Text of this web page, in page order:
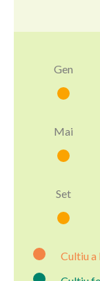
Gen
Mai
Set
Cultiu a